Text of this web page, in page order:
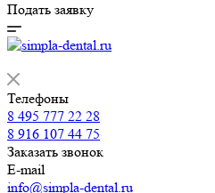
Подать заявку
Телефоны
8 495 777 22 28
8 916 107 44 75
Заказать звонок
E-mail
info@simpla-dental.ru